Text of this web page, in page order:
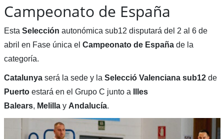
Campeonato de España
Esta Selección autonómica sub12 disputará del 2 al 6 de
abril en Fase única el Campeonato de España de la
categoría.
Catalunyaserá la sede y la Selecció Valenciana sub12 de
Puerto estará en el Grupo C junto a
Illes
Balears, Melillay Andalucía.